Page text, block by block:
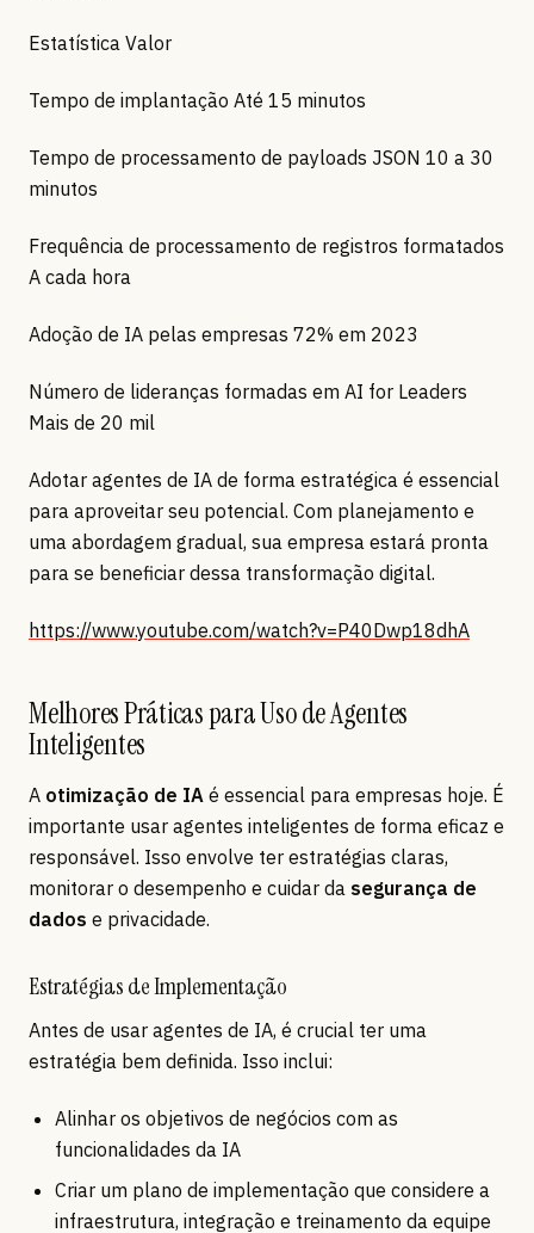
Estatística Valor
Tempo de implantação Até 15 minutos
Tempo de processamento de payloads JSON 10 a 30
minutos
Frequência de processamento de registros formatados
A cada hora
Adoção de IA pelas empresas 72% em 2023
Número de lideranças formadas em AI for Leaders
Mais de 20 mil
Adotar agentes de IA de forma estratégica é essencial
para aproveitar seu potencial. Com planejamento e
uma abordagem gradual, sua empresa estará pronta
para se beneficiar dessa transformação digital.
https://www.youtube.com/watch?v=P40Dwp18dhA
Melhores Práticas para Uso de Agentes
Inteligentes
A otimização de IA é essencial para empresas hoje. É
importante usar agentes inteligentes de forma eficaz e
responsável. Isso envolve ter estratégias claras,
monitorar o desempenho e cuidar da segurança de
dados e privacidade.
Estratégias de Implementação
Antes de usar agentes de IA, é crucial ter uma
estratégia bem definida. Isso inclui:
Alinhar os objetivos de negócios com as
funcionalidades da IA
Criar um plano de implementação que considere a
infraestrutura, integração e treinamento da equipe